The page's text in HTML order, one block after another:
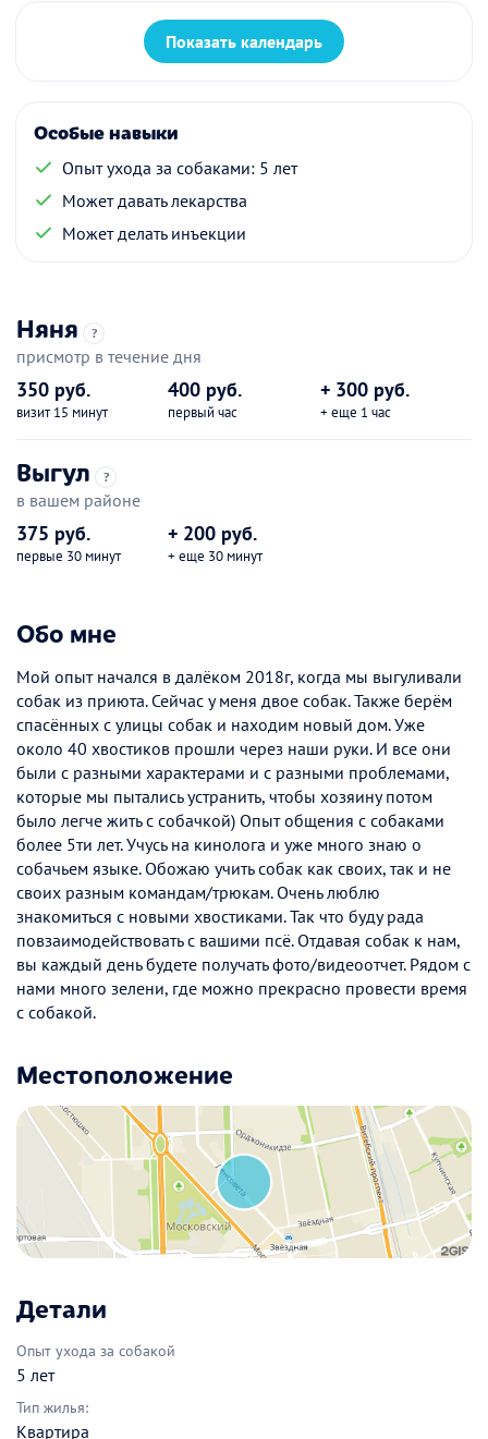
Показать календарь
Особые навыки
Опыт ухода за собаками: 5 лет
Может давать лекарства
Может делать инъекции
Няня ?
присмотр в течение дня
350 руб.
визит 15 минут
400 руб.
первый час
+ 300 руб.
+ еще 1 час
Выгул ?
в вашем районе
375 руб.
первые 30 минут
+ 200 руб.
+ еще 30 минут
Обо мне
Мой опыт начался в далёком 2018г, когда мы выгуливали
собак из приюта. Сейчас у меня двое собак. Также берём
спасённых с улицы собак и находим новый дом. Уже
около 40 хвостиков прошли через наши руки. И все они
были с разными характерами и с разными проблемами,
которые мы пытались устранить, чтобы хозяину потом
было легче жить с собачкой) Опыт общения с собаками
более 5ти лет. Учусь на кинолога и уже много знаю о
собачьем языке. Обожаю учить собак как своих, так и не
своих разным командам/трюкам. Очень люблю
знакомиться с новыми хвостиками. Так что буду рада
повзаимодействовать с вашими псё. Отдавая собак к нам,
вы каждый день будете получать фото/видеоотчет. Рядом с
нами много зелени, где можно прекрасно провести время
с собакой.
Местоположение
Детали
Опыт ухода за собакой
5 лет
Тип жилья:
Квартира